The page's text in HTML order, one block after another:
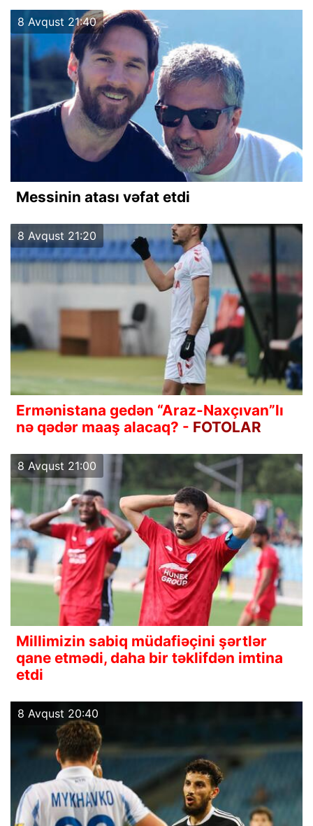
8 Avqust 21:40
Messinin atası vəfat etdi
8 Avqust 21:20
Ermənistana gedən “Araz-Naxçıvan”lı
nə qədər maaş alacaq? - FOTOLAR
8 Avqust 21:00
Millimizin sabiq müdafiəçini şərtlər
qane etmədi, daha bir təklifdən imtina
etdi
8 Avqust 20:40